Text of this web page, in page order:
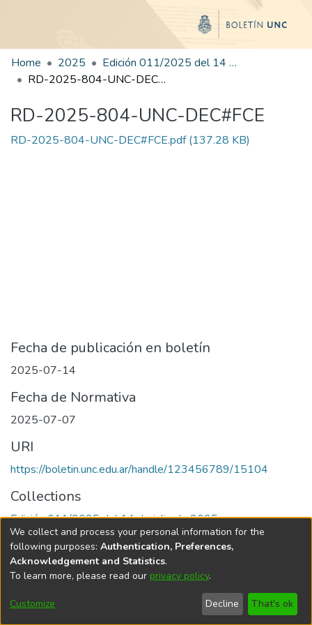
Home 2025
Edición 011/2025 del 14 de julio de 2025
RD-2025-804-UNC-DEC#FCE
RD-2025-804-UNC-DEC#FCE
RD-2025-804-UNC-DEC#FCE.pdf(137.28 KB)
Fecha de publicación en boletín
2025-07-14
Fecha de Normativa
2025-07-07
URI
https://boletin.unc.edu.ar/handle/123456789/15104
Collections
Edición 011/2025 del 14 de julio de 2025
Universidad Nacional de Córdoba
We collect and process your personal information for the
following purposes: Authentication, Preferences,
Acknowledgement and Statistics.
To learn more, please read our privacy policy.
Customize Decline That's ok